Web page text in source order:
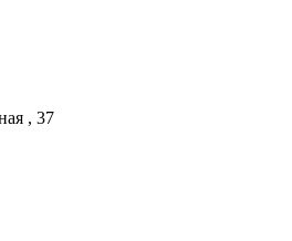
, 37